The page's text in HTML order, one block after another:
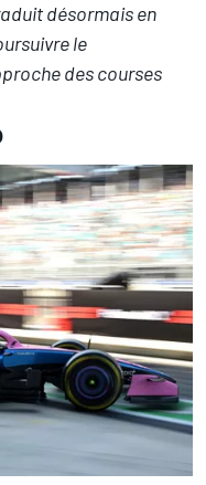
désormais en
le
des courses